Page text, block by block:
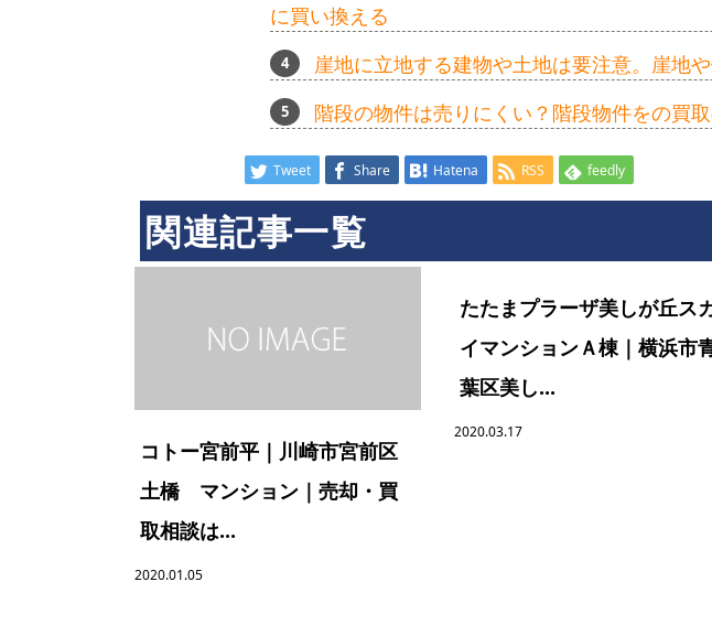
に買い換える
崖地に立地する建物や土地は要注意。崖地
階段の物件は売りにくい？階段物件をの買
Tweet Share Hatena RSS feedly
関連記事一覧
コトー宮前平｜川崎市宮前区
土橋 マンション｜売却・買
取相談は...
2020.01.05
たたまプラーザ美しが丘ス
イマンションＡ棟｜横浜市
葉区美し...
2020.03.17